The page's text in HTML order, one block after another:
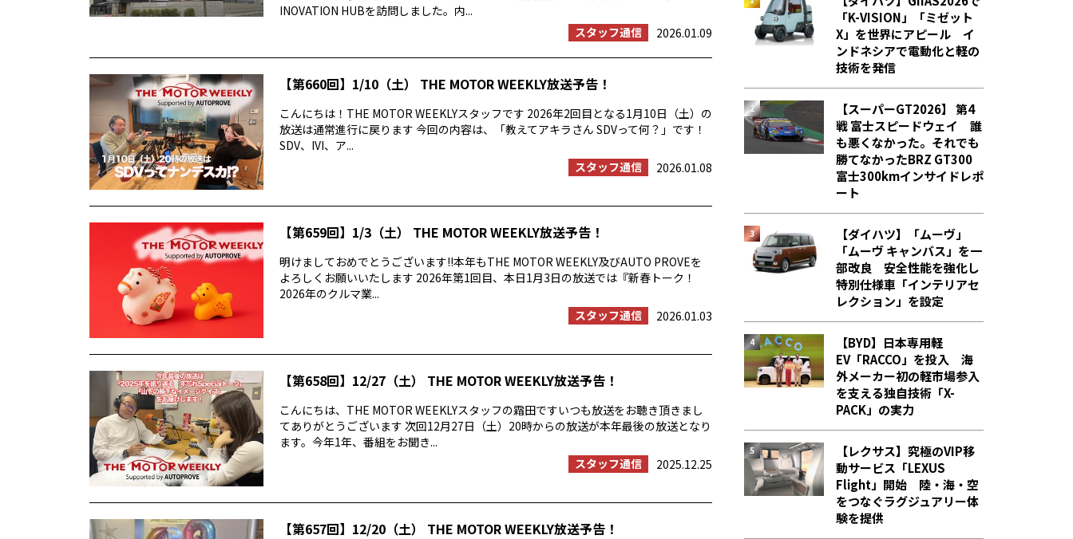
INOVATION HUBを訪問しました。内...
スタッフ通信
2026.01.09
【第660回】1/10（土） THE MOTOR WEEKLY放送予告！
こんにちは！THE MOTOR WEEKLYスタッフです 2026年2回目となる1月10日（土）の
放送は通常進行に戻ります 今回の内容は、「教えてアキラさん SDVって何？」です！
SDV、IVI、ア...
スタッフ通信
2026.01.08
【第659回】1/3（土） THE MOTOR WEEKLY放送予告！
明けましておめでとうございます!!本年もTHE MOTOR WEEKLY及びAUTO PROVEを
よろしくお願いいたします 2026年第1回目、本日1月3日の放送では『新春トーク！
2026年のクルマ業...
スタッフ通信
2026.01.03
【第658回】12/27（土） THE MOTOR WEEKLY放送予告！
こんにちは、THE MOTOR WEEKLYスタッフの霜田ですいつも放送をお聴き頂きまし
てありがとうございます 次回12月27日（土）20時からの放送が本年最後の放送となり
ます。今年1年、番組をお聞き...
スタッフ通信
2025.12.25
【第657回】12/20（土） THE MOTOR WEEKLY放送予告！
「K-VISION」「ミゼット
X」を世界にアピール イ
ンドネシアで電動化と軽の
技術を発信
【スーパーGT2026】 第4
戦 富士スピードウェイ 誰
も悪くなかった。それでも
勝てなかった――BRZ GT300
富士300kmインサイドレポ
ート
【ダイハツ】「ムーヴ」
「ムーヴ キャンバス」を一
部改良 安全性能を強化し
特別仕様車「インテリアセ
レクション」を設定
【BYD】日本専用軽
EV「RACCO」を投入 海
外メーカー初の軽市場参入
を支える独自技術「X-
PACK」の実力
【レクサス】究極のVIP移
動サービス「LEXUS
Flight」開始 陸・海・空
をつなぐラグジュアリー体
験を提供